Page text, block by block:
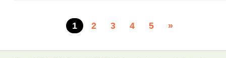
1 2 3 4 5 »